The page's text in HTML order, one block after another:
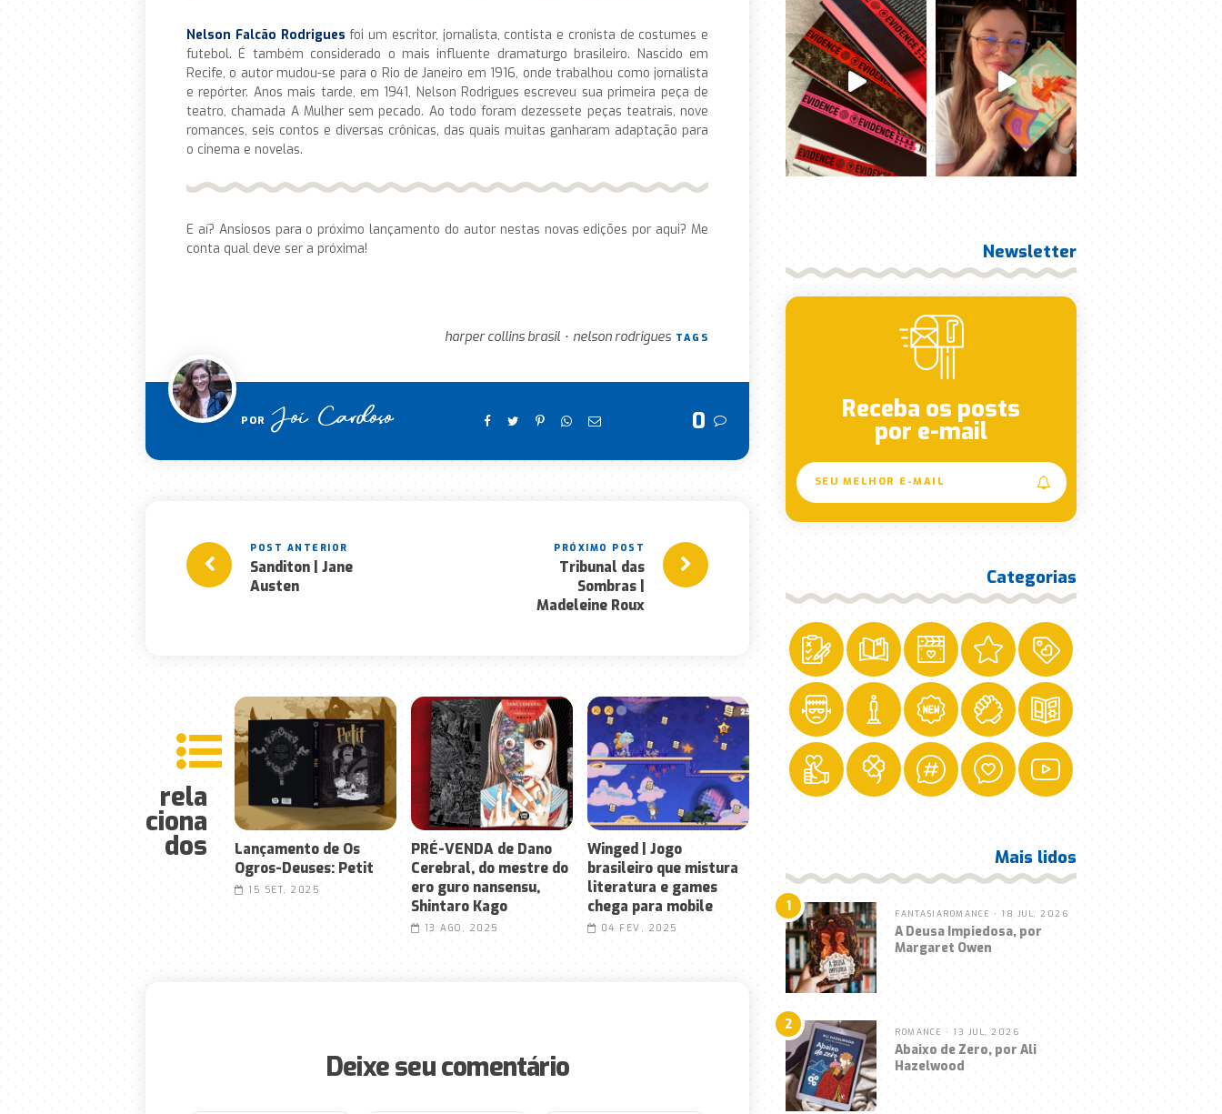
Nelson Falcão Rodrigues foi um escritor, jornalista, contista e cronista de costumes e
futebol. É também considerado o mais influente dramaturgo brasileiro. Nascido em
Recife, o autor mudou-se para o Rio de Janeiro em 1916, onde trabalhou como jornalista
e repórter. Anos mais tarde, em 1941, Nelson Rodrigues escreveu sua primeira peça de
teatro, chamada A Mulher sem pecado. Ao todo foram dezessete peças teatrais, nove
romances, seis contos e diversas crônicas, das quais muitas ganharam adaptação para
o cinema e novelas.
E aí? Ansiosos para o próximo lançamento do autor nestas novas edições por aqui? Me
conta qual deve ser a próxima!
harper collins brasil • nelson rodrigues TAGS
POR Joi Cardoso 0
Sanditon | Jane
Austen
Tribunal das
Sombras |
Madeleine Roux
rela
ciona
dos
Lançamento de Os
Ogros-Deuses: Petit
15 SET, 2025
PRÉ-VENDA de Dano
Cerebral, do mestre do
ero guro nansensu,
Shintaro Kago
13 AGO, 2025
Winged | Jogo
brasileiro que mistura
literatura e games
chega para mobile
04 FEV, 2025
Deixe seu comentário
Newsletter
Receba os posts
por e-mail
Categorias
Mais lidos
1 FANTASIAROMANCE • 18 JUL, 2026
A Deusa Impiedosa, por
Margaret Owen
2 ROMANCE • 13 JUL, 2026
Abaixo de Zero, por Ali
Hazelwood